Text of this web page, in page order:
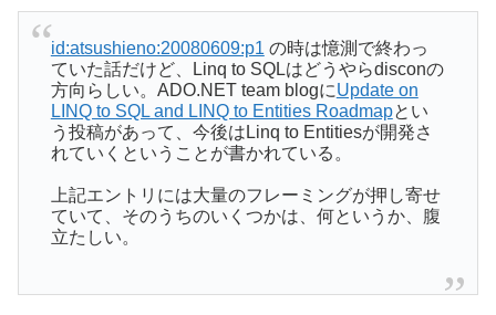
id:atsushieno:20080609:p1 の時は憶測で終わっ
ていた話だけど、Linq to SQLはどうやらdisconの
方向らしい。ADO.NET team blogにUpdate on
LINQ to SQL and LINQ to Entities Roadmapとい
う投稿があって、今後はLinq to Entitiesが開発さ
れていくということが書かれている。
上記エントリには大量のフレーミングが押し寄せ
ていて、そのうちのいくつかは、何というか、腹
立たしい。